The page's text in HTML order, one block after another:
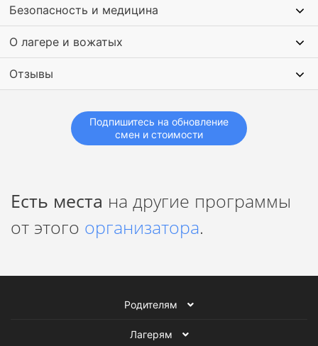
Безопасность и медицина
О лагере и вожатых
Отзывы
Подпишитесь на обновление
смен и стоимости
Есть места на другие программы
от этого организатора.
Родителям
Лагерям